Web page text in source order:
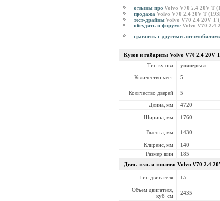
отзывы про Volvo V70 2.4 20V T
продажа Volvo V70 2.4 20V T
тест-драйвы Volvo V70 2.4 20V T
обсудить в форуме Volvo V70 2.4
сравнить с другими
Кузов и габариты Volvo V70 2.4 20V
Тип кузова
универсал
Количество мест 5
Количество дверей 5
Длина, мм 4720
Ширина, мм 1760
Высота, мм 1430
Клиренс, мм
140
Размер шин
185
Двигатель и топливо Volvo V70 2.4
Тип двигателя L5
Объем двигателя,
куб. см
2435